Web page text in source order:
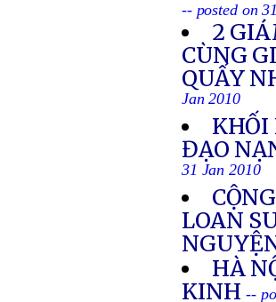
-- posted on
2
CÙNG
QUẤY
Jan 2010
KHỐI
ĐẠO
31 Jan 2010
LOAN
HÀ
KINH --